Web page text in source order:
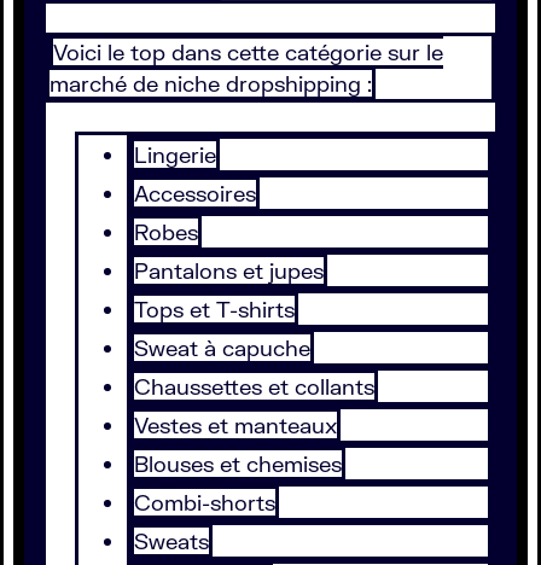
Voici le top dans cette catégorie sur le
marché de niche dropshipping :
Lingerie
Accessoires
Robes
Pantalons et jupes
Tops et T-shirts
Sweat à capuche
Chaussettes et collants
Vestes et manteaux
Blouses et chemises
Combi-shorts
Sweats